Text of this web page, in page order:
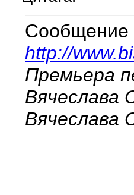
Сообщение
http://
Премьера
Вячеслава
Вячеслава